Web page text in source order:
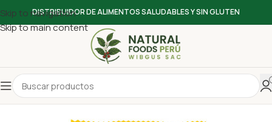
Skip to navigation
Skip to main content
DISTRIBUIDOR DE ALIMENTOS SALUDABLES Y SIN GLUTEN